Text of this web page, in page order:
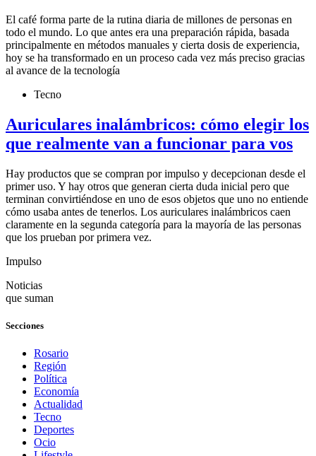
El café forma parte de la rutina diaria de millones de personas en
todo el mundo. Lo que antes era una preparación rápida, basada
principalmente en métodos manuales y cierta dosis de experiencia,
hoy se ha transformado en un proceso cada vez más preciso gracias
al avance de la tecnología
Tecno
Auriculares inalámbricos: cómo elegir los
que realmente van a funcionar para vos
Hay productos que se compran por impulso y decepcionan desde el
primer uso. Y hay otros que generan cierta duda inicial pero que
terminan convirtiéndose en uno de esos objetos que uno no entiende
cómo usaba antes de tenerlos. Los auriculares inalámbricos caen
claramente en la segunda categoría para la mayoría de las personas
que los prueban por primera vez.
Impulso
Noticias
que suman
Secciones
Rosario
Región
Política
Economía
Actualidad
Tecno
Deportes
Ocio